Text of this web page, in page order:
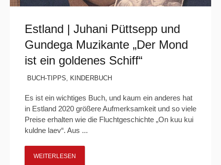
Estland | Juhani Püttsepp und
Gundega Muzikante „Der Mond
ist ein goldenes Schiff“
BUCH-TIPPS, KINDERBUCH
Es ist ein wichtiges Buch, und kaum ein anderes hat
in Estland 2020 größere Aufmerksamkeit und so viele
Preise erhalten wie die Fluchtgeschichte „On kuu kui
kuldne laev“. Aus ...
WEITERLESEN